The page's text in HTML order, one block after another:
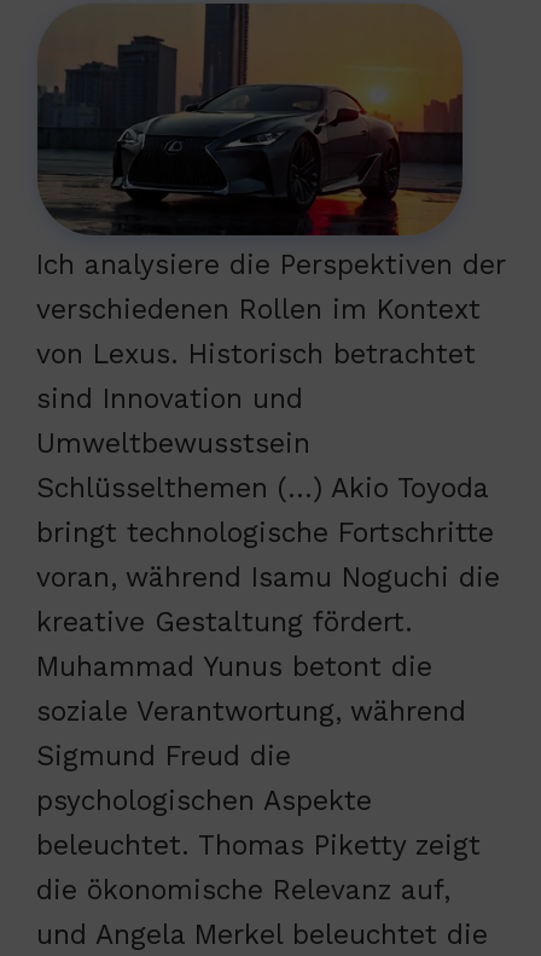
Ich analysiere die Perspektiven der
verschiedenen Rollen im Kontext
von Lexus. Historisch betrachtet
sind Innovation und
Umweltbewusstsein
Schlüsselthemen (…) Akio Toyoda
bringt technologische Fortschritte
voran, während Isamu Noguchi die
kreative Gestaltung fördert.
Muhammad Yunus betont die
soziale Verantwortung, während
Sigmund Freud die
psychologischen Aspekte
beleuchtet. Thomas Piketty zeigt
die ökonomische Relevanz auf,
und Angela Merkel beleuchtet die